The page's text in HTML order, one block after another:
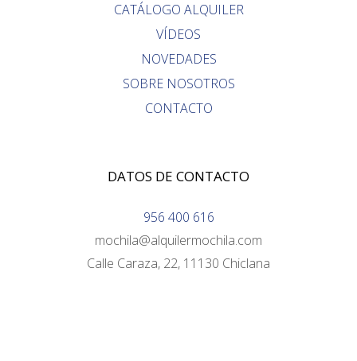
CATÁLOGO ALQUILER
VÍDEOS
NOVEDADES
SOBRE NOSOTROS
CONTACTO
DATOS DE CONTACTO
956 400 616
mochila@alquilermochila.com
Calle Caraza, 22, 11130 Chiclana